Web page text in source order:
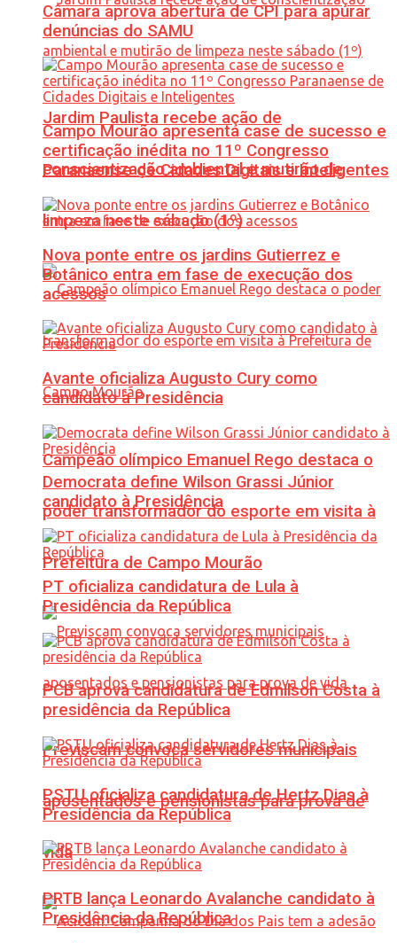
Jardim Paulista recebe ação de
conscientização ambiental e mutirão de
limpeza neste sábado (1º)
Campeão olímpico Emanuel Rego destaca o
poder transformador do esporte em visita à
Prefeitura de Campo Mourão
Previscam convoca servidores municipais
aposentados e pensionistas para prova de
vida
Câmara aprova abertura de CPI para apurar
denúncias do SAMU
Campo Mourão apresenta case de sucesso e
certificação inédita no 11º Congresso
Paranaense de Cidades Digitais e Inteligentes
Nova ponte entre os jardins Gutierrez e
Botânico entra em fase de execução dos
acessos
Avante oficializa Augusto Cury como
candidato à Presidência
Democrata define Wilson Grassi Júnior
candidato à Presidência
PT oficializa candidatura de Lula à
Presidência da República
PCB aprova candidatura de Edmilson Costa à
presidência da República
PSTU oficializa candidatura de Hertz Dias à
Presidência da República
PRTB lança Leonardo Avalanche candidato à
Presidência da República